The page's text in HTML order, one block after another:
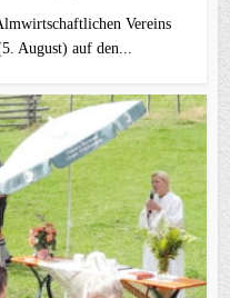
Vereins
August) auf den...